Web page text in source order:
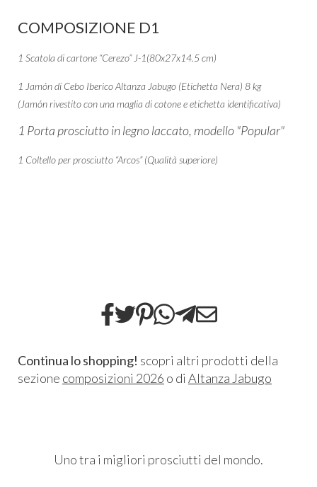
COMPOSIZIONE D1
1 Scatola di cartone “Cerezo” J-1(80x27x14.5 cm)
1 Jamón di Cebo Iberico Altanza Jabugo (Etichetta Nera) 8 kg
(Jamón rivestito con una maglia di cotone e etichetta identificativa)
1 Porta prosciutto in legno laccato, modello "Popular"
1 Coltello per prosciutto “Arcos” (Qualità superiore)
Continua lo shopping! scopri altri prodotti della
sezione composizioni 2026 o di Altanza Jabugo
Uno tra i migliori prosciutti del mondo.